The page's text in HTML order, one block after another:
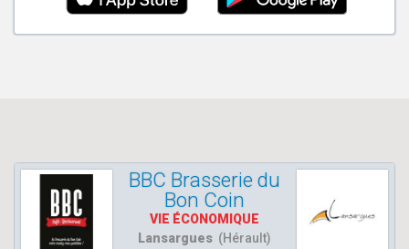
BBC Brasserie du
Bon Coin
VIE ÉCONOMIQUE
Lansargues (Hérault)